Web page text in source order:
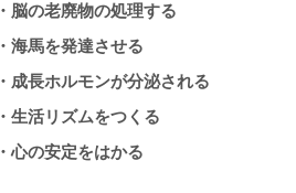
・脳の老廃物の処理する
・海馬を発達させる
・成長ホルモンが分泌される
・生活リズムをつくる
・心の安定をはかる